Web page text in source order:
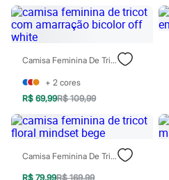
Calçados
Botas
Chinelos
Rasteirinhas
Sandálias
Tênis
Marcas
Clock House
Mindset
Yessica
Moda esportiva
Camisa Feminina De Tricot Com Amarração Bicolor Off White
+ 2 cores
R$ 69,99R$ 109,99
Camisa Feminina De Tricot Floral Mindset Bege
R$ 79,99R$ 169,99